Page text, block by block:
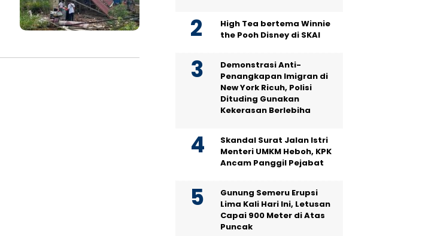
High Tea bertema Winnie
the Pooh Disney di SKAI
Demonstrasi Anti-
Penangkapan Imigran di
New York Ricuh, Polisi
Dituding Gunakan
Kekerasan Berlebiha
Skandal Surat Jalan Istri
Menteri UMKM Heboh, KPK
Ancam Panggil Pejabat
Gunung Semeru Erupsi
Lima Kali Hari Ini, Letusan
Capai 900 Meter di Atas
Puncak